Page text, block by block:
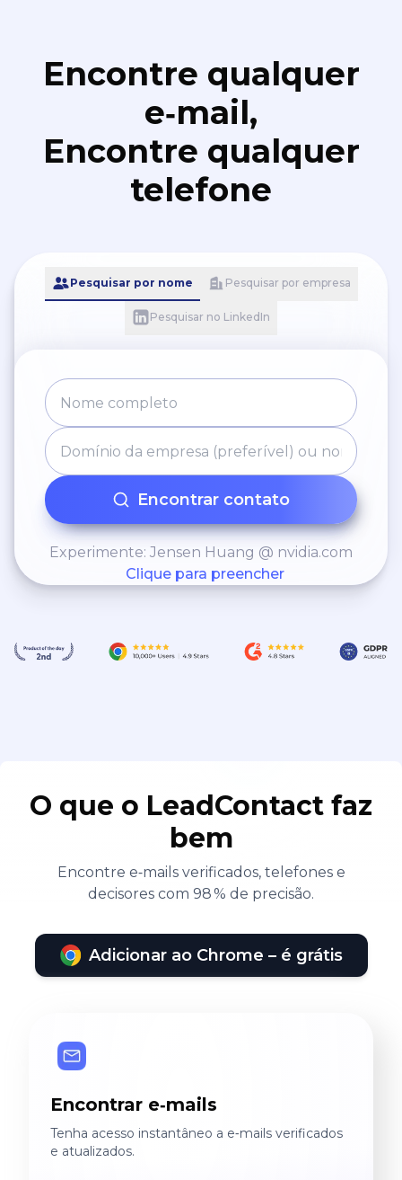
Encontre qualquer
e‑mail,
Encontre qualquer
telefone
Pesquisar por nome Pesquisar por empresa
Pesquisar no LinkedIn
Encontrar contato
Experimente: Jensen Huang @ nvidia.com
Clique para preencher
O que o LeadContact faz
bem
Encontre e‑mails verificados, telefones e
decisores com 98 % de precisão.
Adicionar ao Chrome – é grátis
Encontrar e‑mails
Tenha acesso instantâneo a e‑mails verificados
e atualizados.